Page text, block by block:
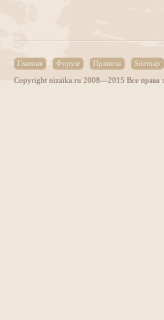
Главная Форум Правила Sitemap
Copyright nizaika.ru 2008—2015 Все права